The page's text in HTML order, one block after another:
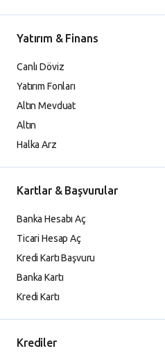
Yatırım & Finans
Canlı Döviz
Yatırım Fonları
Altın Mevduat
Altın
Halka Arz
Kartlar & Başvurular
Banka Hesabı Aç
Ticari Hesap Aç
Kredi Kartı Başvuru
Banka Kartı
Kredi Kartı
Krediler